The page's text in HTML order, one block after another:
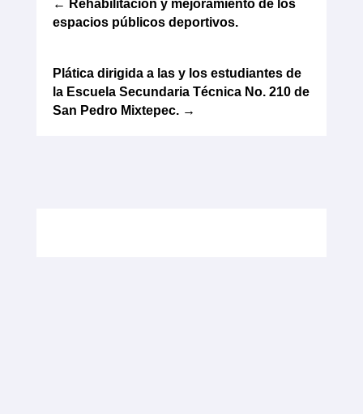
← Rehabilitación y mejoramiento de los
espacios públicos deportivos.
Plática dirigida a las y los estudiantes de
la Escuela Secundaria Técnica No. 210 de
San Pedro Mixtepec.→